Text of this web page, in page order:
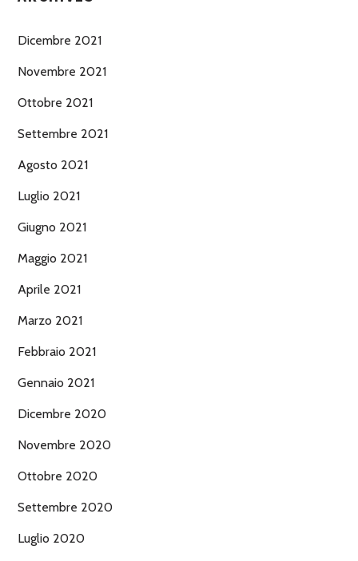
Dicembre 2021
Novembre 2021
Ottobre 2021
Settembre 2021
Agosto 2021
Luglio 2021
Giugno 2021
Maggio 2021
Aprile 2021
Marzo 2021
Febbraio 2021
Gennaio 2021
Dicembre 2020
Novembre 2020
Ottobre 2020
Settembre 2020
Luglio 2020